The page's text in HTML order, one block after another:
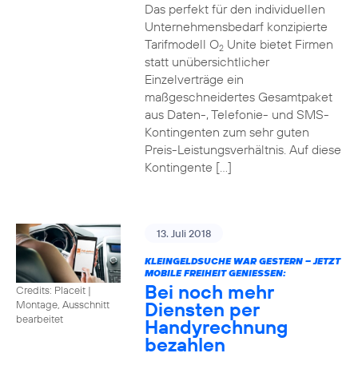
Das perfekt für den individuellen
Unternehmensbedarf konzipierte
Tarifmodell O2Unite bietet Firmen
statt unübersichtlicher
Einzelverträge ein
maßgeschneidertes Gesamtpaket
aus Daten-, Telefonie- und SMS-
Kontingenten zum sehr guten
Preis-Leistungsverhältnis. Auf diese
Kontingente […]
Credits: Placeit |
Montage, Ausschnitt
bearbeitet
13. Juli 2018
KLEINGELDSUCHE WAR GESTERN – JETZT
MOBILE FREIHEIT GENIESSEN:
Bei noch mehr
Diensten per
Handyrechnung
bezahlen